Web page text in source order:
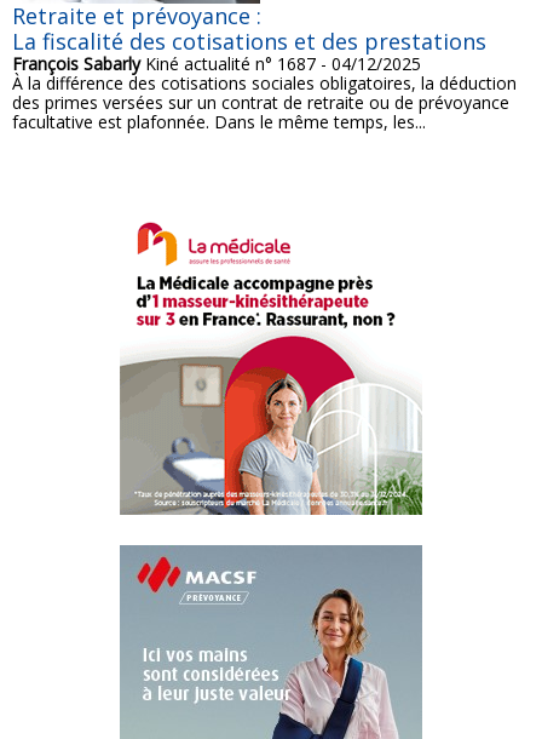
Retraite et prévoyance :
La fiscalité des cotisations et des prestations
François SabarlyKiné actualité n° 1687 - 04/12/2025
À la différence des cotisations sociales obligatoires, la déduction
des primes versées sur un contrat de retraite ou de prévoyance
facultative est plafonnée. Dans le même temps, les...